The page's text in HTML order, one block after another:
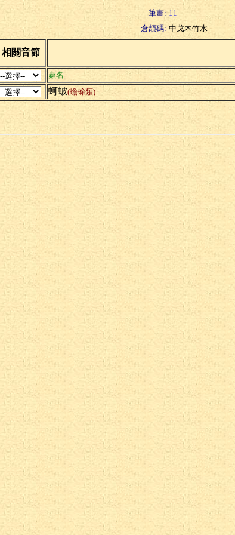
筆畫: 11
倉頡碼: 中戈木竹水
相關音節
蟲名
蚵蚾(蟾蜍類)